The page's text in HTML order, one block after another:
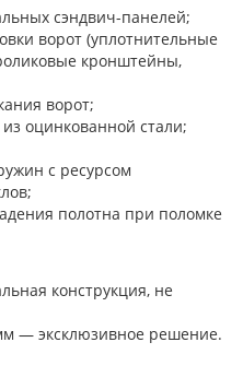
сэндвич-панелей;
ворот (уплотнительные
кронштейны,
ворот;
оцинкованной стали;
с ресурсом
полотна при поломке
конструкция, не
— эксклюзивное решение.